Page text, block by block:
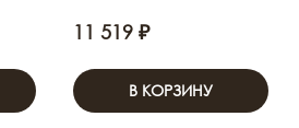
11 519 ₽
В КОРЗИНУ